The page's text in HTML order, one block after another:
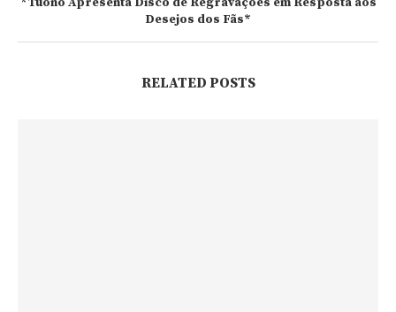
Desejos dos Fãs*
RELATED POSTS